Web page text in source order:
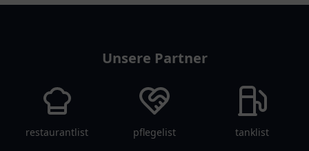
Ihr Lächeln ist uns
Unsere Partner
restaurantlist pflegelist tanklist